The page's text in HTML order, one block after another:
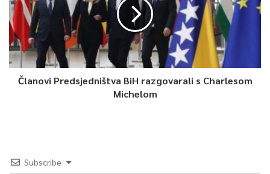
Članovi Predsjedništva BiH razgovarali s Charlesom
Michelom
Subscribe